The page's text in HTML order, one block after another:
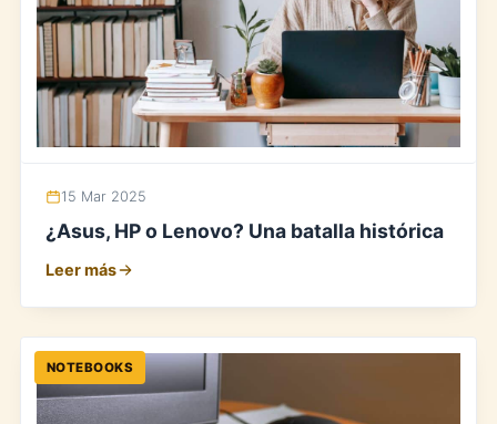
15 Mar 2025
¿Asus, HP o Lenovo? Una batalla histórica
Leer más
NOTEBOOKS